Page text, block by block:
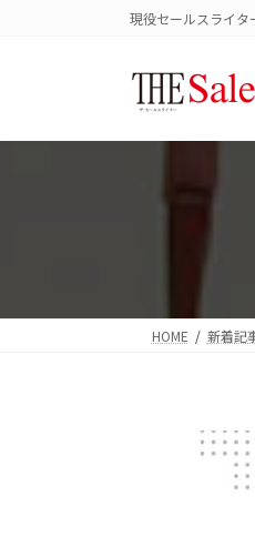
へ
ョ
現役セールスライタ
HOME 新着記